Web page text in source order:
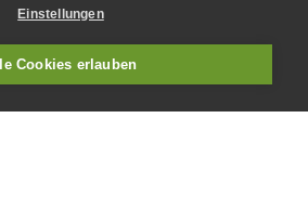
Einstellungen
Cookies erlauben